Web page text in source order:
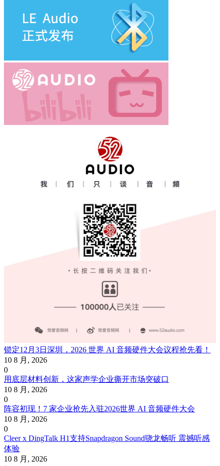
锁定12月3日深圳，2026 世界 AI 音频硬件大会议程抢先看！
10 8 月, 2026
0
用底层材料创新，这家声学企业撕开市场突破口
10 8 月, 2026
0
阵容初现！7 家企业抢先入驻2026世界 AI 音频硬件大会
10 8 月, 2026
0
Cleer x DingTalk H1支持Snapdragon Sound骁龙畅听 震撼听感
体验
10 8 月, 2026